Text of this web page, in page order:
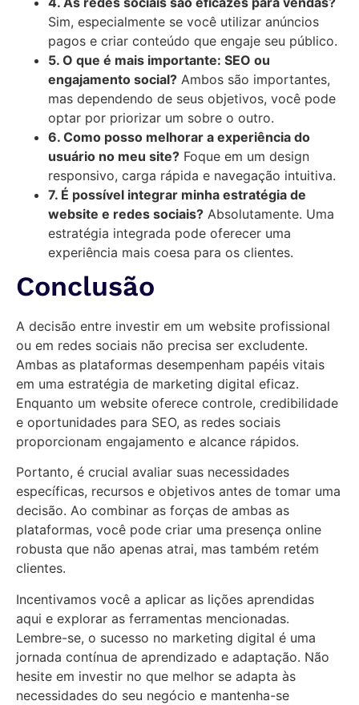
Sim, especialmente se você utilizar anúncios
pagos e criar conteúdo que engaje seu público.
5. O que é mais importante: SEO ou
engajamento social? Ambos são importantes,
mas dependendo de seus objetivos, você pode
optar por priorizar um sobre o outro.
6. Como posso melhorar a experiência do
usuário no meu site? Foque em um design
responsivo, carga rápida e navegação intuitiva.
7. É possível integrar minha estratégia de
website e redes sociais? Absolutamente. Uma
estratégia integrada pode oferecer uma
experiência mais coesa para os clientes.
Conclusão
A decisão entre investir em um website profissional
ou em redes sociais não precisa ser excludente.
Ambas as plataformas desempenham papéis vitais
em uma estratégia de marketing digital eficaz.
Enquanto um website oferece controle, credibilidade
e oportunidades para SEO, as redes sociais
proporcionam engajamento e alcance rápidos.
Portanto, é crucial avaliar suas necessidades
específicas, recursos e objetivos antes de tomar uma
decisão. Ao combinar as forças de ambas as
plataformas, você pode criar uma presença online
robusta que não apenas atrai, mas também retém
clientes.
Incentivamos você a aplicar as lições aprendidas
aqui e explorar as ferramentas mencionadas.
Lembre-se, o sucesso no marketing digital é uma
jornada contínua de aprendizado e adaptação. Não
hesite em investir no que melhor se adapta às
necessidades do seu negócio e mantenha-se